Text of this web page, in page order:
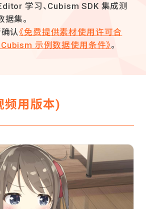
学习、Cubism SDK 集成测
集。
认 《免费提供素材使用许可合
Cubism 示例数据使用条件》。
频用版本)